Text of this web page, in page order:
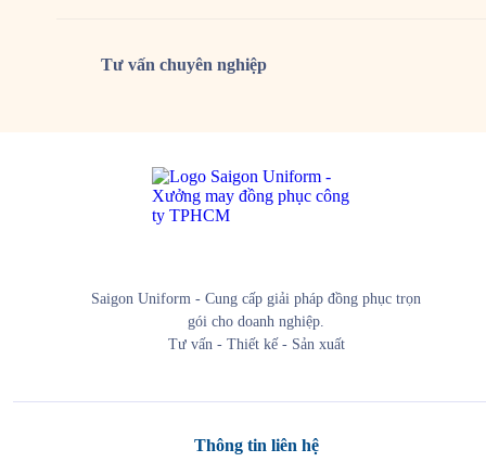
Tư vấn chuyên nghiệp
Saigon Uniform - Cung cấp giải pháp đồng phục trọn
gói cho doanh nghiệp.
Tư vấn - Thiết kế - Sản xuất
Thông tin liên hệ